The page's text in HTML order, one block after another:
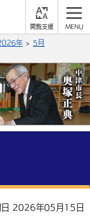
支
白
縮小
YouTube
年
5月
日 2026年05月15日